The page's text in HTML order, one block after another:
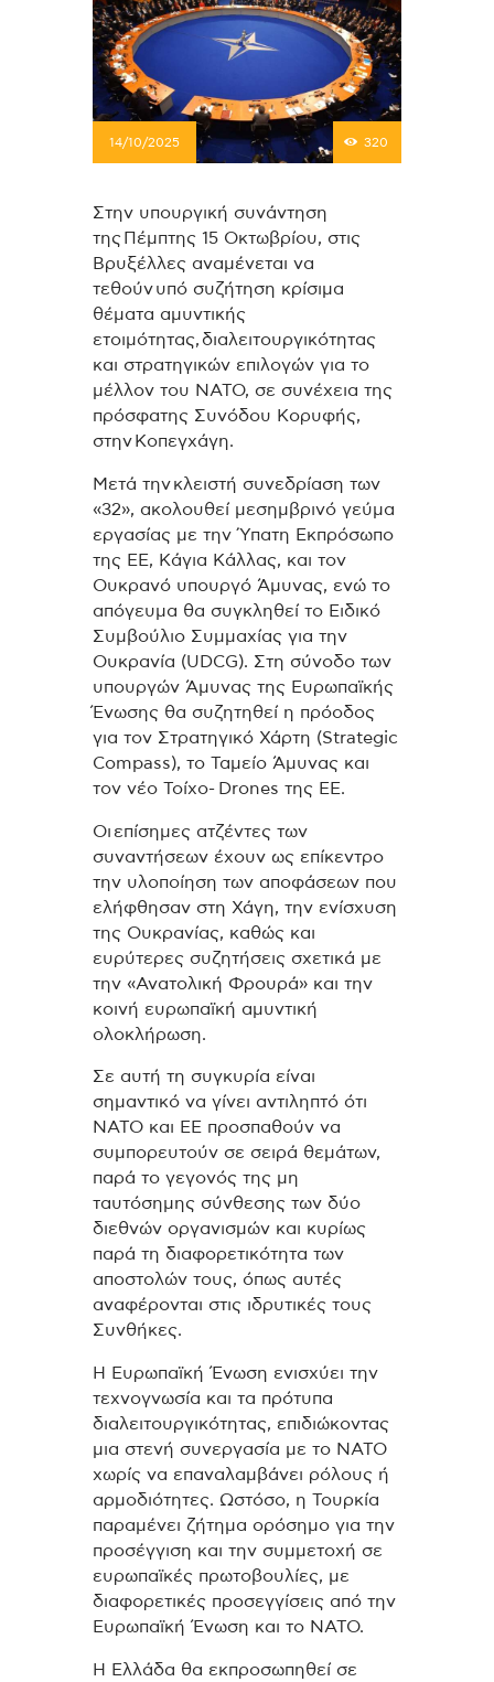
14/10/2025 320
Στην υπουργική συνάντηση
της Πέμπτης 15 Οκτωβρίου, στις
Βρυξέλλες αναμένεται να
τεθούν υπό συζήτηση κρίσιμα
θέματα αμυντικής
ετοιμότητας, διαλειτουργικότητας
και στρατηγικών επιλογών για το
μέλλον του ΝΑΤΟ, σε συνέχεια της
πρόσφατης Συνόδου Κορυφής,
στην Κοπεγχάγη.
Μετά την κλειστή συνεδρίαση των
«32», ακολουθεί μεσημβρινό γεύμα
εργασίας με την Ύπατη Εκπρόσωπο
της ΕΕ, Κάγια Κάλλας, και τον
Ουκρανό υπουργό Άμυνας, ενώ το
απόγευμα θα συγκληθεί το Ειδικό
Συμβούλιο Συμμαχίας για την
Ουκρανία (UDCG). Στη σύνοδο των
υπουργών Άμυνας της Ευρωπαϊκής
Ένωσης θα συζητηθεί η πρόοδος
για τον Στρατηγικό Χάρτη (Strategic
Compass), το Ταμείο Άμυνας και
τον νέο Τοίχο- Drones της ΕΕ.
Οι επίσημες ατζέντες των
συναντήσεων έχουν ως επίκεντρο
την υλοποίηση των αποφάσεων που
ελήφθησαν στη Χάγη, την ενίσχυση
της Ουκρανίας, καθώς και
ευρύτερες συζητήσεις σχετικά με
την «Ανατολική Φρουρά» και την
κοινή ευρωπαϊκή αμυντική
ολοκλήρωση.
Σε αυτή τη συγκυρία είναι
σημαντικό να γίνει αντιληπτό ότι
ΝΑΤΟ και ΕΕ προσπαθούν να
συμπορευτούν σε σειρά θεμάτων,
παρά το γεγονός της μη
ταυτόσημης σύνθεσης των δύο
διεθνών οργανισμών και κυρίως
παρά τη διαφορετικότητα των
αποστολών τους, όπως αυτές
αναφέρονται στις ιδρυτικές τους
Συνθήκες.
Η Ευρωπαϊκή Ένωση ενισχύει την
τεχνογνωσία και τα πρότυπα
διαλειτουργικότητας, επιδιώκοντας
μια στενή συνεργασία με το ΝΑΤΟ
χωρίς να επαναλαμβάνει ρόλους ή
αρμοδιότητες. Ωστόσο, η Τουρκία
παραμένει ζήτημα ορόσημο για την
προσέγγιση και την συμμετοχή σε
ευρωπαϊκές πρωτοβουλίες, με
διαφορετικές προσεγγίσεις από την
Ευρωπαϊκή Ένωση και το ΝΑΤΟ.
Η Ελλάδα θα εκπροσωπηθεί σε